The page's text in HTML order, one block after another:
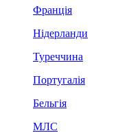
Франція
Нідерланди
Туреччина
Португалія
Бельгія
МЛС